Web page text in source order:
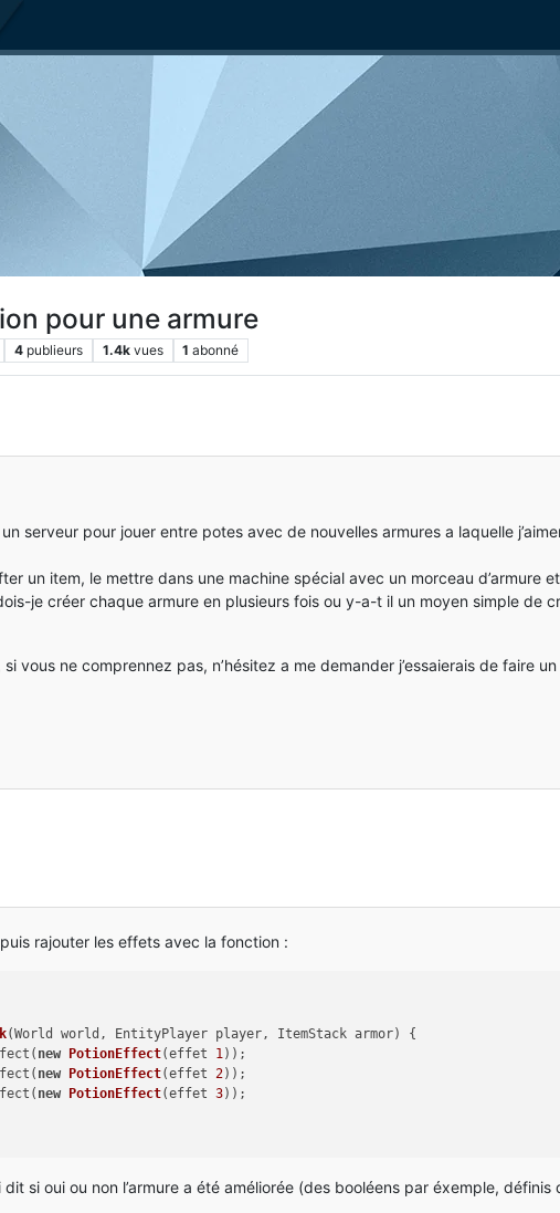
pour une armure
4 publieurs 1.4k vues 1 abonné
serveur pour jouer entre potes avec de nouvelles armures a laquelle
un item, le mettre dans une machine spécial avec un morceau d’armure
je créer chaque armure en plusieurs fois ou y-a-t il un moyen simple de
si vous ne comprennez pas, n’hésitez a me demander j’essaierais de faire
rajouter les effets avec la fonction :
(World world, EntityPlayer player, ItemStack armor)
{
new PotionEffect(effet 1));
new PotionEffect(effet 2));
new PotionEffect(effet 3));
si oui ou non l’armure a été améliorée (des booléens par éxemple,